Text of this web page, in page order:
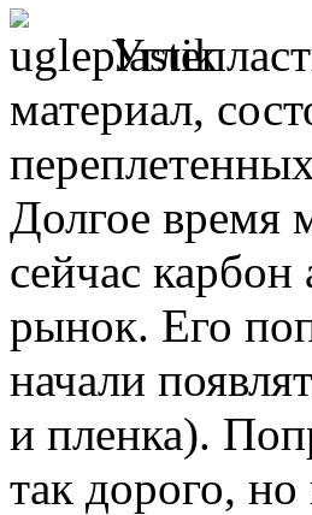
материал,
Долгое время
сейчас
рынок. Его
начали
и пленка).
так дорого, но